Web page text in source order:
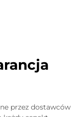
przez dostawców